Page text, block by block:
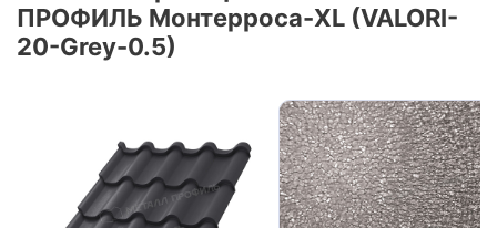
ПРОФИЛЬ Монтерроса-XL (VALORI-
20-Grey-0.5)